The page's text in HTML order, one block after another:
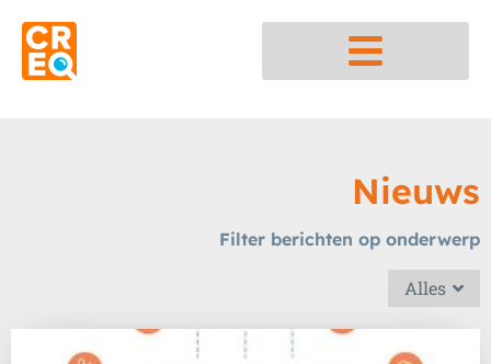
Nieuws
Filter berichten op onderwerp
Alles